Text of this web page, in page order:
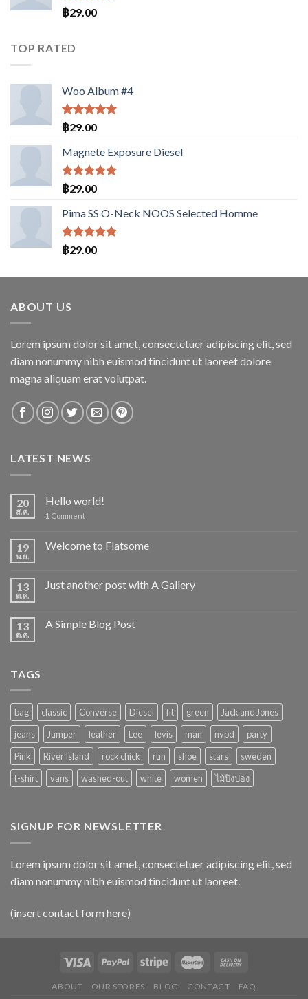
ให้
คะแนน
ตั้งแต่ 1-
5
฿29.00
TOP RATED
Woo Album #4
ให้คะแนน
5.00
1-5
คะแนน
฿29.00
Magnete Exposure Diesel
ให้คะแนน
5.00
1-5
คะแนน
฿29.00
Pima SS O-Neck NOOS Selected Homme
ให้คะแนน
5.00
฿29.00
ABOUT US
Lorem ipsum dolor sit amet, consectetuer adipiscing elit, sed
diam nonummy nibh euismod tincidunt ut laoreet dolore
magna aliquam erat volutpat.
LATEST NEWS
20
ส.ค.
Hello world!
1 Comment
19
พ.ย.
Welcome to Flatsome
13
ต.ค.
Just another post with A Gallery
13
ต.ค.
A Simple Blog Post
TAGS
bag classic Converse Diesel fit green
Jack and Jones
jeans
Jumper leather Lee levis man nypd
party
Pink
River Island rock chick run shoe stars
sweden
t-shirt
vans washed-out white women ไม้ปิงปอง
SIGNUP FOR NEWSLETTER
Lorem ipsum dolor sit amet, consectetuer adipiscing elit, sed
diam nonummy nibh euismod tincidunt ut laoreet.
(insert contact form here)
ABOUT OUR STORES BLOG CONTACT FAQ